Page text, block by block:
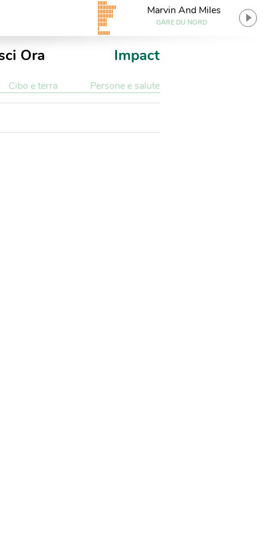
Marvin And Miles
GARE DU NORD
Ora Impact
Cibo e terra Persone e salute